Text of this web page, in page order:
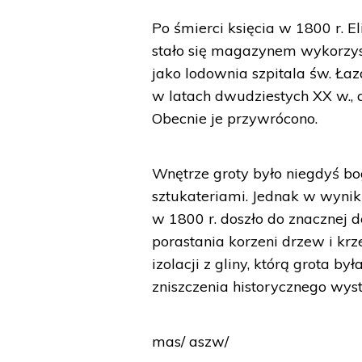
Po śmierci księcia w 1800 r.
stało się magazynem
jako lodownia szpitala św.
w latach dwudziestych XX w.,
Obecnie je przywrócono.
Wnętrze groty było niegdyś
sztukateriami. Jednak w
w 1800 r. doszło do
porastania korzeni drzew i
izolacji z gliny, którą grota
zniszczenia historycznego
mas/ aszw/